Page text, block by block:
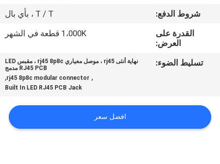
اتصل
اطلب
خريطة
الموقع
شروط الدفع:
T / T ، بأي بال
القدرة على
العرض:
1،000K قطعة في الشهر
تسليط الضوء:
نهاية أنثى rj45 ، موصل معياري rj45 8p8c ، مقبس LED
RJ45 PCB مدمج
,
rj45 8p8c modular connector
,
Built In LED RJ45 PCB Jack
افضل سعر